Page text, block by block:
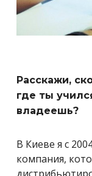
Расскажи,
где ты
владеешь?
В Киеве я с
компания,